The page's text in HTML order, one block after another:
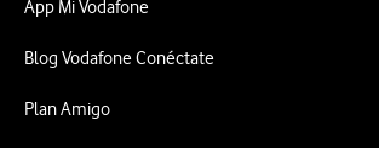
App Mi Vodafone
Blog Vodafone Conéctate
Plan Amigo